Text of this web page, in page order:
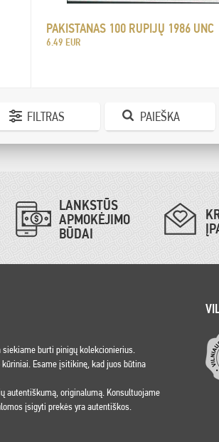
PAKISTANAS 100 RUPIJŲ 1986 UNC
6.49 EUR
FILTRAS PAIEŠKA
LANKSTŪS
APMOKĖJIMO
BŪDAI
burti pinigų kolekcionierius.
Esame įsitikinę, kad juos būtina
autentiškumą, originalumą. Konsultuojame
įsigyti prekės yra autentiškos.